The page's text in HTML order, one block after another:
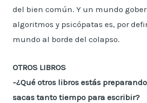
del bien común. Y un mundo
algoritmos y psicópatas es, por
mundo al borde del colapso.
OTROS LIBROS
-¿Qué otros libros estás
sacas tanto tiempo para escribir?